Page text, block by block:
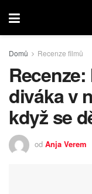
Domů Recenze filmů
diváka v
když se
od Anja Verem